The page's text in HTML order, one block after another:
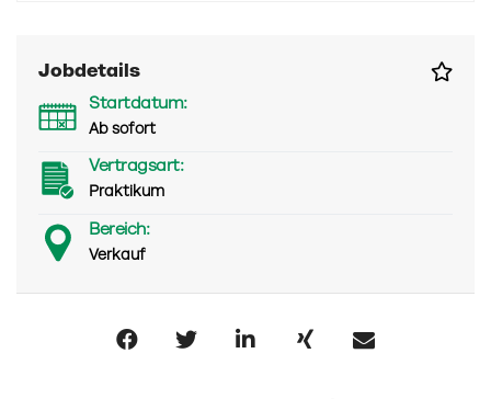
Jobdetails
Startdatum:
Ab sofort
Vertragsart:
Praktikum
Bereich:
Verkauf